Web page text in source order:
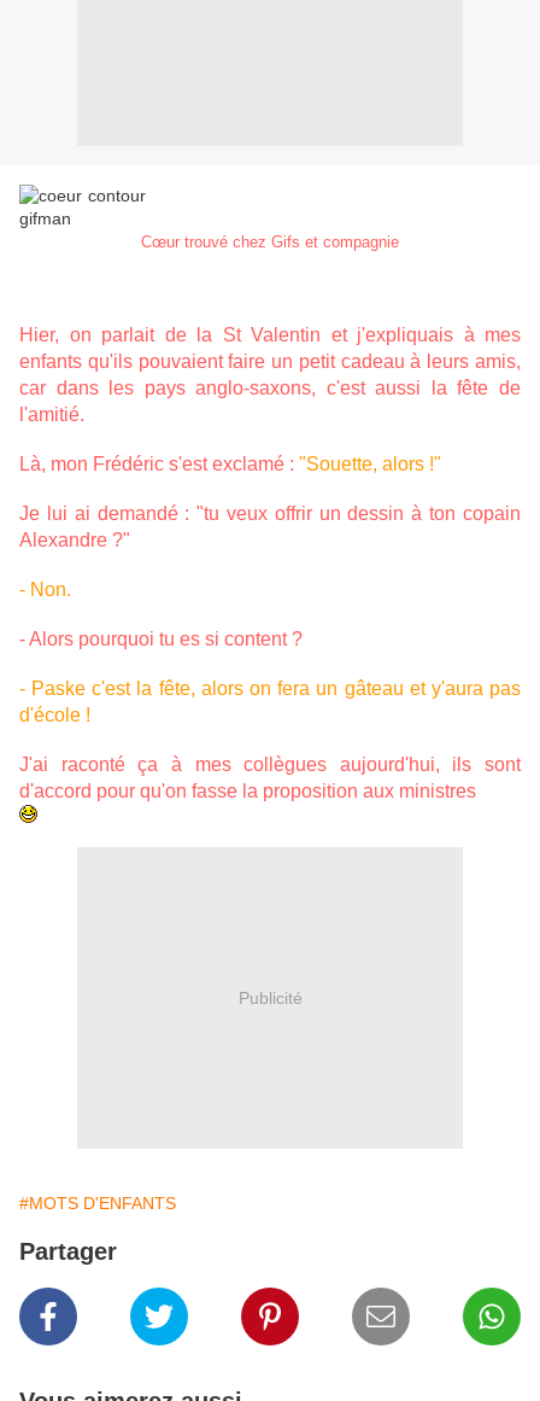
Cœur trouvé chez Gifs et compagnie
Hier, on parlait de la St Valentin et j'expliquais à mes
enfants qu'ils pouvaient faire un petit cadeau à leurs amis,
car dans les pays anglo-saxons, c'est aussi la fête de
l'amitié.
Là, mon Frédéric s'est exclamé : "Souette, alors !"
Je lui ai demandé : "tu veux offrir un dessin à ton copain
Alexandre ?"
- Non.
- Alors pourquoi tu es si content ?
- Paske c'est la fête, alors on fera un gâteau et y'aura pas
d'école !
J'ai raconté ça à mes collègues aujourd'hui, ils sont
d'accord pour qu'on fasse la proposition aux ministres
Publicité
#MOTS D'ENFANTS
Partager